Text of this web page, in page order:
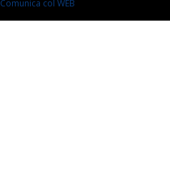
Comunica col WEB